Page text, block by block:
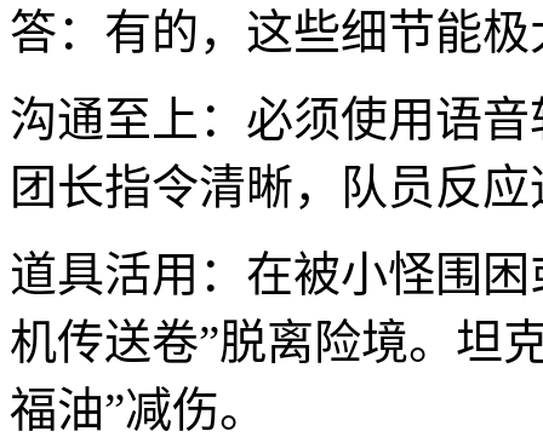
答：有的，这些细节能
沟通至上：必须使用语
团长指令清晰，队员反
道具活用：在被小怪围
机传送卷”脱离险境。坦
福油”减伤。